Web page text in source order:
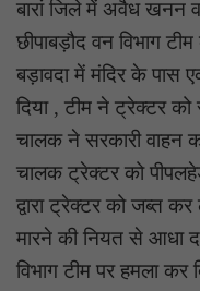
बारां जिले में अवैध खनन
छीपाबड़ौद वन विभाग
बड़ावदा में मंदिर के पास
दिया , टीम ने ट्रेक्टर
चालक ने सरकारी वाहन
चालक ट्रेक्टर को
द्वारा ट्रेक्टर को जब्त
मारने की नियत से आधा
विभाग टीम पर हमला